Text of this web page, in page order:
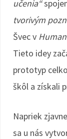
učenia“
tvorivým
Švec v
Tieto idey
prototyp
škôl a získali
Napriek
sa u nás